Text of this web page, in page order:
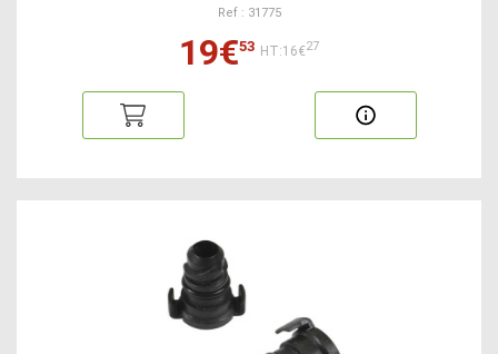
Ref : 31775
19€53 HT:16€27